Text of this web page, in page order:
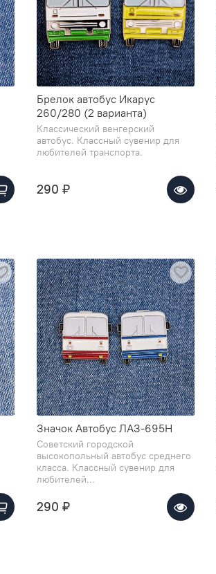
Брелок автобус Икарус
260/280 (2 варианта)
Классический венгерский
автобус. Классный сувенир для
любителей транспорта.
290 ₽
Значок Автобус ЛАЗ-695Н
Советский городской
высокопольный автобус среднего
класса. Классный сувенир для
любителей...
290 ₽